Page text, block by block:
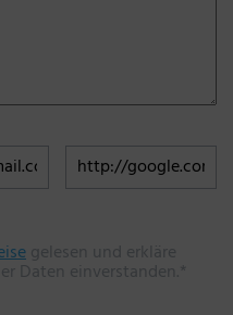
gelesen und erkläre
Daten einverstanden.*